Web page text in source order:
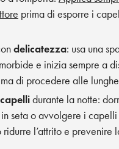
prima di esporre i
delicatezza: usa una
e inizia sempre a
di procedere alle
durante la notte:
seta o avvolgere i capelli
l’attrito e prevenire